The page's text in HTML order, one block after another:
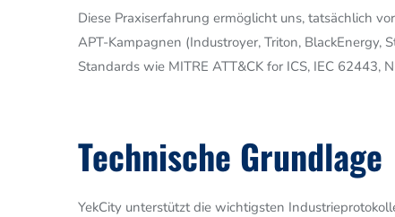
Diese Praxiserfahrung ermöglicht uns, tatsächlich
APT-Kampagnen (Industroyer, Triton,
Standards wie MITRE ATT&CK for ICS, IEC 62443,
Technische Grundlage
YekCity unterstützt die wichtigsten